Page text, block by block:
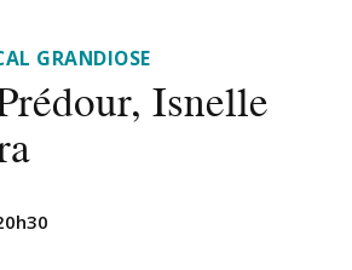
GRANDIOSE
Isnelle